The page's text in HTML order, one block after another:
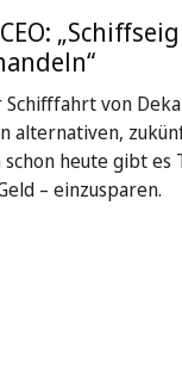
Schifffahrt von
alternativen,
heute gibt es
– einzusparen.